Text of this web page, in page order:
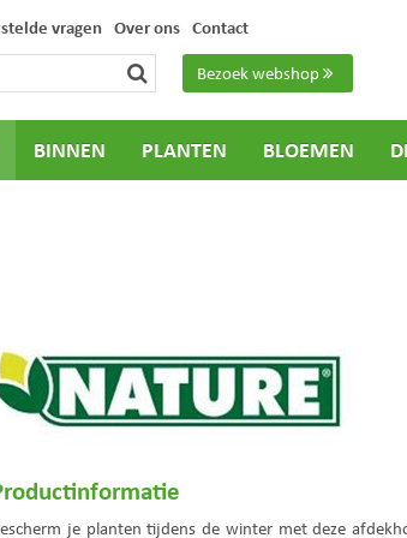
Bezoek webshop
vragen Over ons Contact
BINNEN PLANTEN BLOEMEN
je planten tijdens de winter met deze